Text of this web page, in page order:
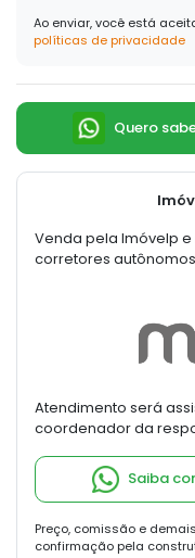
Ao enviar, você está
políticas de privacidade
Quero
Venda pela Imóvelp
corretores
Atendimento será
coordenador da
Saiba
Preço, comissão e
confirmação pela